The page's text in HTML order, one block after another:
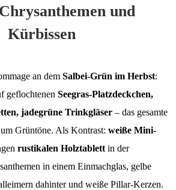
und
Kürbissen
an dem Salbei-Grün im Herbst:
geflochtenen Seegras-Platzdeckchen,
jadegrüne Trinkgläser – das gesamte
Grüntöne. Als Kontrast: weiße Mini-
rustikalen Holztablett in der
in einem Einmachglas, gelbe
dahinter und weiße Pillar-Kerzen.